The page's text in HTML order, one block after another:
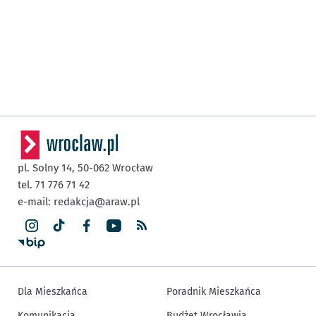
pl. Solny 14, 50-062 Wrocław
tel. 71 776 71 42
e-mail: redakcja@araw.pl
Dla Mieszkańca
Poradnik Mieszkańca